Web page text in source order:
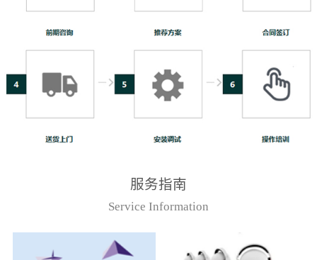
服务指南
Service Information